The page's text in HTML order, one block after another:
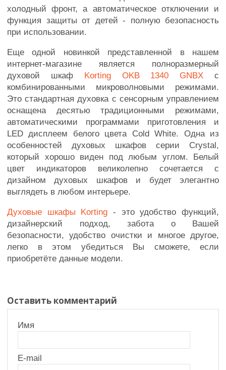
холодный фронт, а автоматическое отключении и
функция защиты от детей - полную безопасность
при использовании.
Еще одной новинкой представленной в нашем
интернет-магазине является полноразмерный
духовой шкаф Korting OKB 1340 GNBX с
комбинированными микроволновыми режимами.
Это стандартная духовка с сенсорным управлением
оснащена десятью традиционными режимами,
автоматическими программами приготовления и
LЕD дисплеем белого цвета Cold White. Одна из
особенностей духовых шкафов серии Crystal,
который хорошо виден под любым углом. Белый
цвет индикаторов великолепно сочетается с
дизайном духовых шкафов и будет элегантно
выглядеть в любом интерьере.
Духовые шкафы Korting - это удобство функций,
дизайнерский подход, забота о Вашей
безопасности, удобство очистки и многое другое,
легко в этом убедиться Вы сможете, если
приобретёте данные модели.
Оставить комментарий
Имя
E-mail